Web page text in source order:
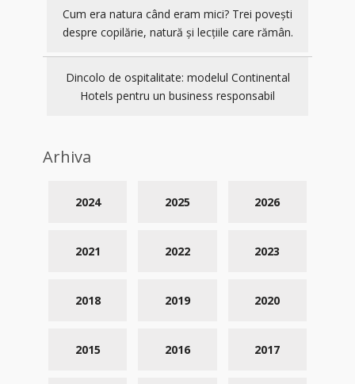
Cum era natura când eram mici? Trei povești
despre copilărie, natură și lecțiile care rămân.
Dincolo de ospitalitate: modelul Continental
Hotels pentru un business responsabil
Arhiva
2026
2025
2024
2023
2022
2021
2020
2019
2018
2017
2016
2015